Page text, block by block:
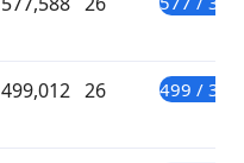
499,012 26 499 /